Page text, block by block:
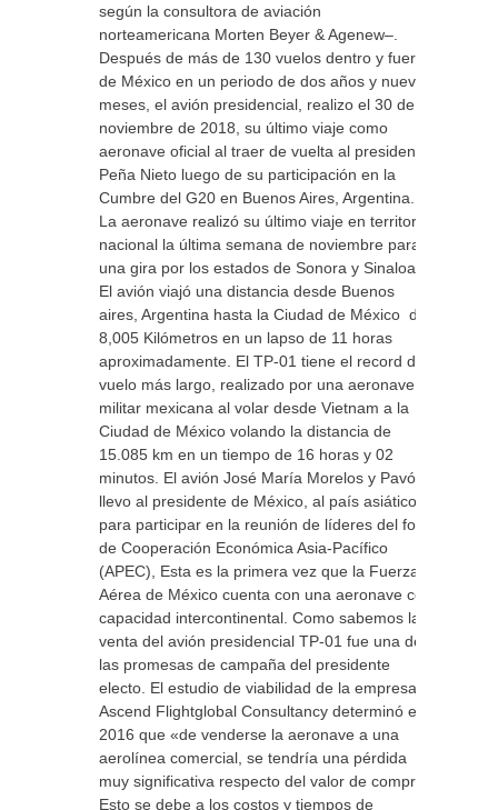
según la consultora de aviación
norteamericana Morten Beyer & Agenew–.
Después de más de 130 vuelos dentro y fuera
de México en un periodo de dos años y nueve
meses, el avión presidencial, realizo el 30 de
noviembre de 2018, su último viaje como
aeronave oficial al traer de vuelta al presidente
Peña Nieto luego de su participación en la
Cumbre del G20 en Buenos Aires, Argentina.
La aeronave realizó su último viaje en territorio
nacional la última semana de noviembre para
una gira por los estados de Sonora y Sinaloa.
El avión viajó una distancia desde Buenos
aires, Argentina hasta la Ciudad de México de
8,005 Kilómetros en un lapso de 11 horas
aproximadamente. El TP-01 tiene el record del
vuelo más largo, realizado por una aeronave
militar mexicana al volar desde Vietnam a la
Ciudad de México volando la distancia de
15.085 km en un tiempo de 16 horas y 02
minutos. El avión José María Morelos y Pavón
llevo al presidente de México, al país asiático
para participar en la reunión de líderes del foro
de Cooperación Económica Asia-Pacífico
(APEC), Esta es la primera vez que la Fuerza
Aérea de México cuenta con una aeronave con
capacidad intercontinental. Como sabemos la
venta del avión presidencial TP-01 fue una de
las promesas de campaña del presidente
electo. El estudio de viabilidad de la empresa
Ascend Flightglobal Consultancy determinó en
2016 que «de venderse la aeronave a una
aerolínea comercial, se tendría una pérdida
muy significativa respecto del valor de compra.
Esto se debe a los costos y tiempos de